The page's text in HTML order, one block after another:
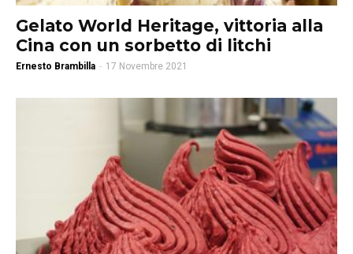
Gelato World Heritage, vittoria alla
Cina con un sorbetto di litchi
Ernesto Brambilla - 17 Novembre 2021